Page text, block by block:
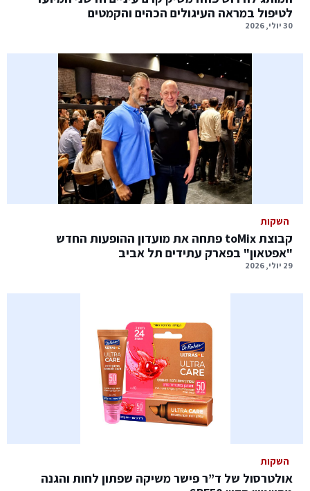
לטיפול במראה העיגולים הכהים והקמטים
30 יולי, 2026
השקות
קבוצת toMix פתחה את מועדון ההופעות החדש
"אפטאון" בפארק עתידים תל אביב
29 יולי, 2026
השקות
אולטרסול של ד”ר פישר משיקה שפתון לחות והגנה